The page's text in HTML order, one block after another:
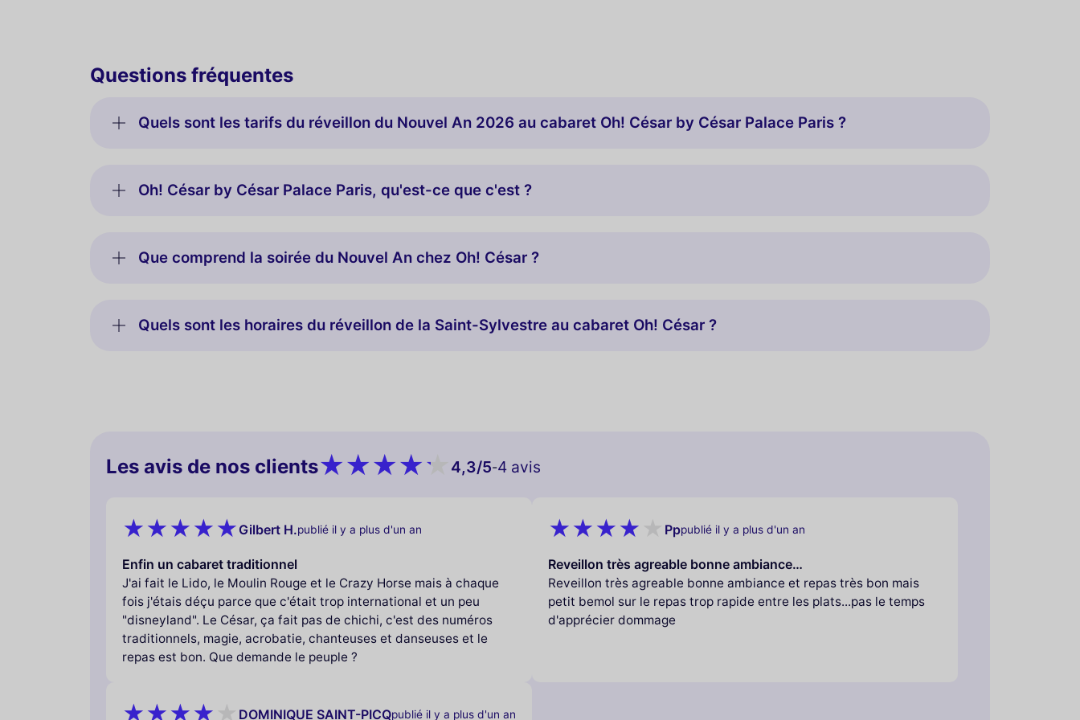
Questions fréquentes
Quels sont les tarifs du réveillon du Nouvel An 2026 au cabaret Oh! César by César Palace Paris ?
Oh! César by César Palace Paris, qu'est-ce que c'est ?
Que comprend la soirée du Nouvel An chez Oh! César ?
Quels sont les horaires du réveillon de la Saint-Sylvestre au cabaret Oh! César ?
Les avis de nos clients 4,3/5-4 avis
Gilbert H.publié il y a plus d'un an
Enfin un cabaret traditionnel
J'ai fait le Lido, le Moulin Rouge et le Crazy Horse mais à chaque
fois j'étais déçu parce que c'était trop international et un peu
"disneyland". Le César, ça fait pas de chichi, c'est des numéros
traditionnels, magie, acrobatie, chanteuses et danseuses et le
repas est bon. Que demande le peuple ?
Pppublié il y a plus d'un an
Reveillon très agreable bonne ambiance…
Reveillon très agreable bonne ambiance et repas très bon mais
petit bemol sur le repas trop rapide entre les plats...pas le temps
d'apprécier dommage
DOMINIQUE SAINT-PICQpublié il y a plus d'un an